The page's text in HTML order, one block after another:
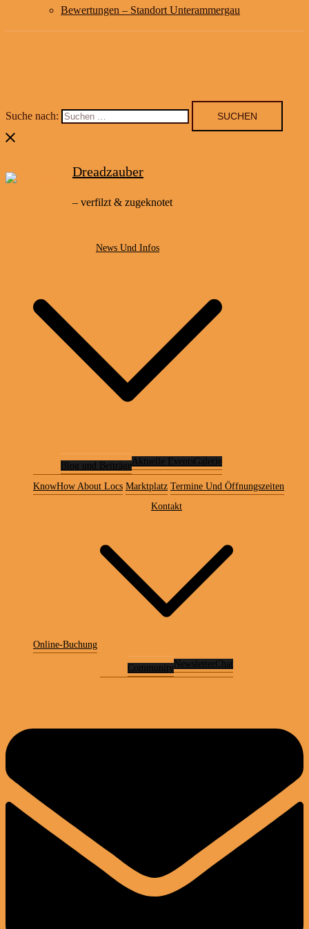
Bewertungen – Standort Unterammergau
Suche nach:
Dreadzauber
– verfilzt & zugeknotet
News Und Infos
Blog und Beiträge Aktuelle EventsGalerie
KnowHow About Locs Marktplatz Termine Und Öffnungszeiten
Online-Buchung
Kontakt
Community Newsletter Chat